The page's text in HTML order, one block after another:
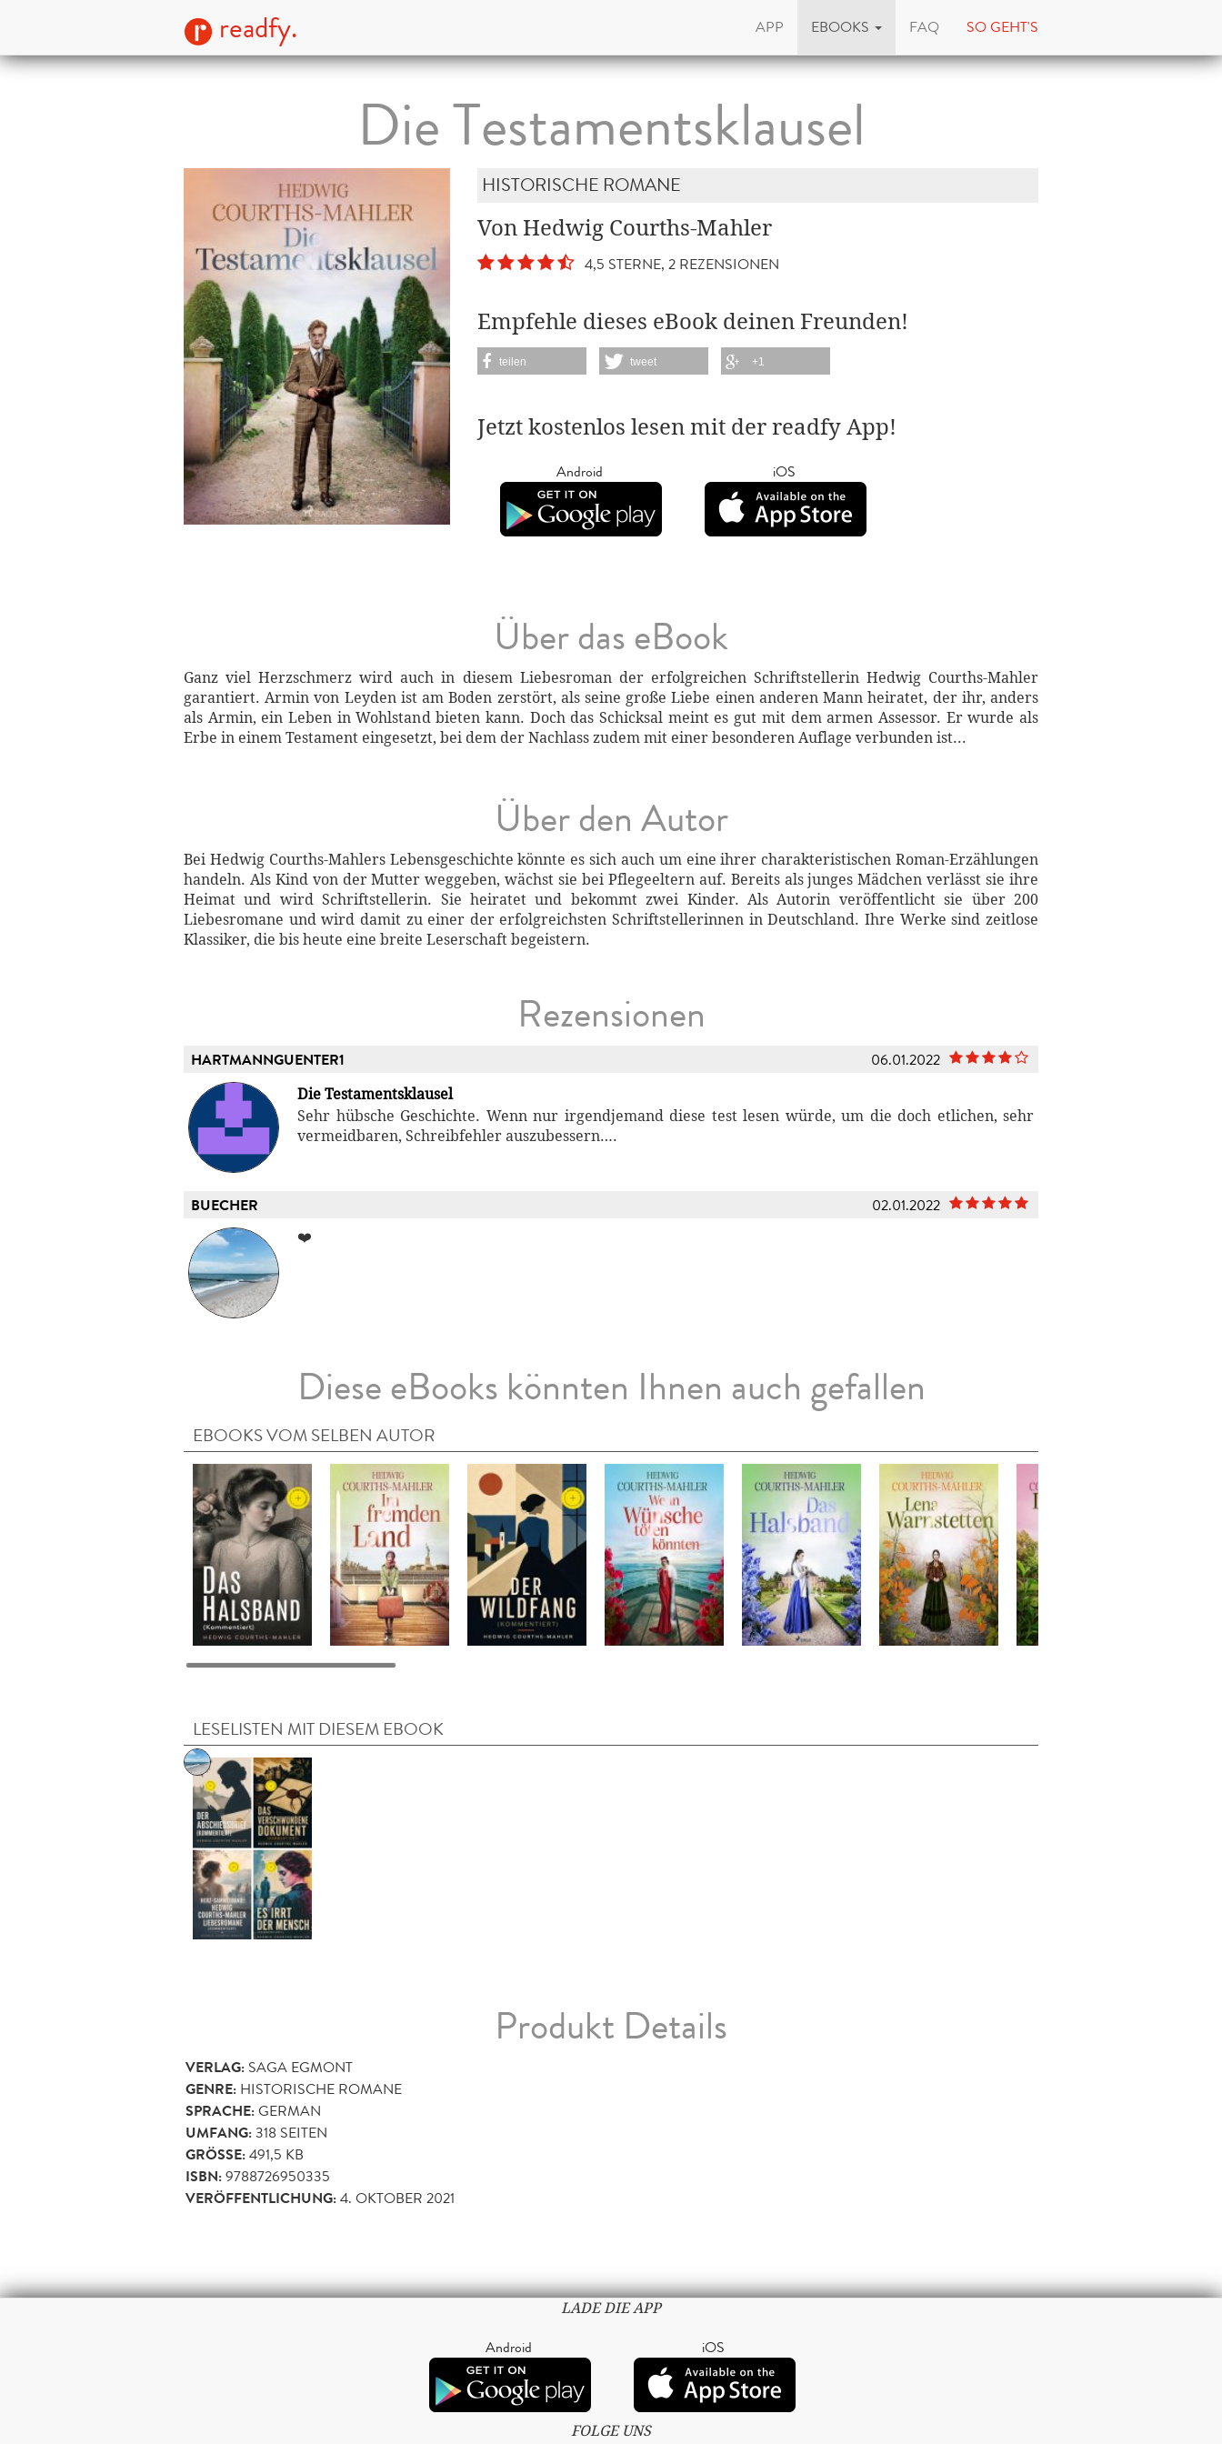
readfy. APP EBOOKS FAQ SO GEHT'S
Die Testamentsklausel
HISTORISCHE ROMANE
Von Hedwig Courths-Mahler
4,5 STERNE, 2 REZENSIONEN
Empfehle dieses eBook deinen Freunden!
teilen tweet +1
Jetzt kostenlos lesen mit der readfy App!
Android iOS
Über das eBook
Ganz viel Herzschmerz wird auch in diesem Liebesroman der erfolgreichen Schriftstellerin Hedwig Courths-Mahler
garantiert. Armin von Leyden ist am Boden zerstört, als seine große Liebe einen anderen Mann heiratet, der ihr, anders
als Armin, ein Leben in Wohlstand bieten kann. Doch das Schicksal meint es gut mit dem armen Assessor. Er wurde als
Erbe in einem Testament eingesetzt, bei dem der Nachlass zudem mit einer besonderen Auflage verbunden ist...
Über den Autor
Bei Hedwig Courths-Mahlers Lebensgeschichte könnte es sich auch um eine ihrer charakteristischen Roman-Erzählungen
handeln. Als Kind von der Mutter weggeben, wächst sie bei Pflegeeltern auf. Bereits als junges Mädchen verlässt sie ihre
Heimat und wird Schriftstellerin. Sie heiratet und bekommt zwei Kinder. Als Autorin veröffentlicht sie über 200
Liebesromane und wird damit zu einer der erfolgreichsten Schriftstellerinnen in Deutschland. Ihre Werke sind zeitlose
Klassiker, die bis heute eine breite Leserschaft begeistern.
Rezensionen
HARTMANNGUENTER1 06.01.2022
Die Testamentsklausel
Sehr hübsche Geschichte. Wenn nur irgendjemand diese test lesen würde, um die doch etlichen, sehr
vermeidbaren, Schreibfehler auszubessern….
BUECHER 02.01.2022
❤️
Diese eBooks könnten Ihnen auch gefallen
EBOOKS VOM SELBEN AUTOR
LESELISTEN MIT DIESEM EBOOK
Produkt Details
VERLAG: SAGA EGMONT
GENRE: HISTORISCHE ROMANE
SPRACHE:GERMAN
UMFANG:318 SEITEN
GRÖSSE: 491,5 KB
ISBN:9788726950335
VERÖFFENTLICHUNG:4. OKTOBER 2021
LADE DIE APP
Android iOS
FOLGE UNS